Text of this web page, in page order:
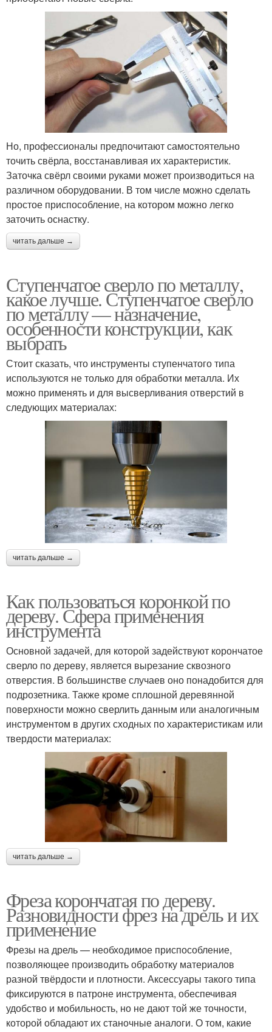
Но, профессионалы предпочитают самостоятельно
точить свёрла, восстанавливая их характеристик.
Заточка свёрл своими руками может производиться на
различном оборудовании. В том числе можно сделать
простое приспособление, на котором можно легко
заточить оснастку.
читать дальше →
Ступенчатое сверло по металлу,
какое лучше. Ступенчатое сверло
по металлу — назначение,
особенности конструкции, как
выбрать
Стоит сказать, что инструменты ступенчатого типа
используются не только для обработки металла. Их
можно применять и для высверливания отверстий в
следующих материалах:
читать дальше →
Как пользоваться коронкой по
дереву. Сфера применения
инструмента
Основной задачей, для которой задействуют корончатое
сверло по дереву, является вырезание сквозного
отверстия. В большинстве случаев оно понадобится для
подрозетника. Также кроме сплошной деревянной
поверхности можно сверлить данным или аналогичным
инструментом в других сходных по характеристикам или
твердости материалах:
читать дальше →
Фреза корончатая по дереву.
Разновидности фрез на дрель и их
применение
Фрезы на дрель — необходимое приспособление,
позволяющее производить обработку материалов
разной твёрдости и плотности. Аксессуары такого типа
фиксируются в патроне инструмента, обеспечивая
удобство и мобильность, но не дают той же точности,
которой обладают их станочные аналоги. О том, какие